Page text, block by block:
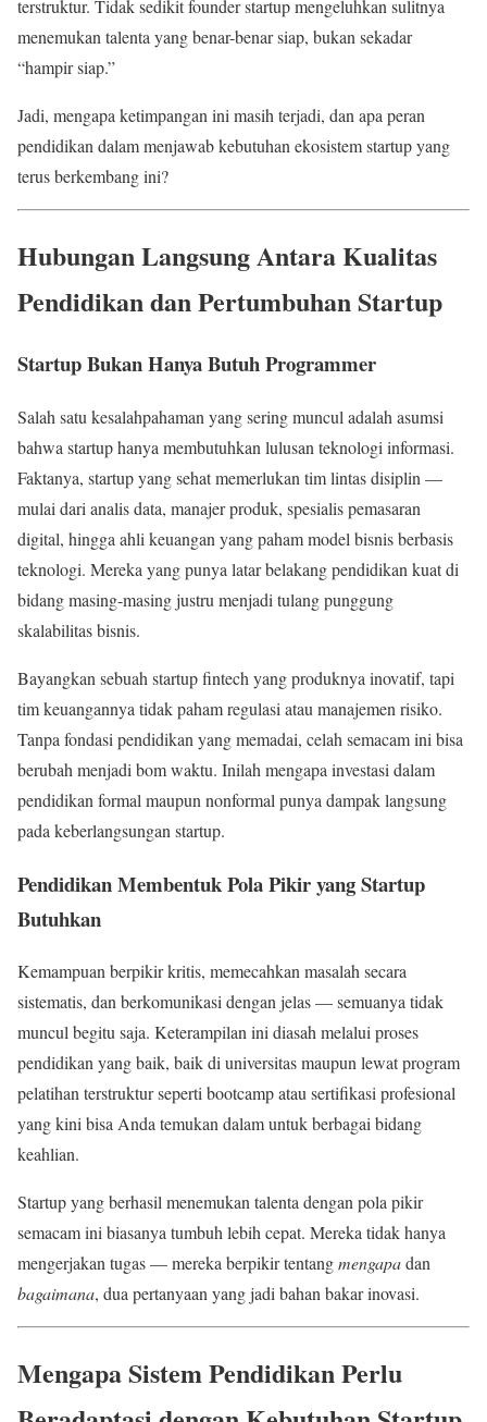
terstruktur. Tidak sedikit founder startup mengeluhkan sulitnya
menemukan talenta yang benar-benar siap, bukan sekadar
“hampir siap.”
Jadi, mengapa ketimpangan ini masih terjadi, dan apa peran
pendidikan dalam menjawab kebutuhan ekosistem startup yang
terus berkembang ini?
Hubungan Langsung Antara Kualitas
Pendidikan dan Pertumbuhan Startup
Startup Bukan Hanya Butuh Programmer
Salah satu kesalahpahaman yang sering muncul adalah asumsi
bahwa startup hanya membutuhkan lulusan teknologi informasi.
Faktanya, startup yang sehat memerlukan tim lintas disiplin —
mulai dari analis data, manajer produk, spesialis pemasaran
digital, hingga ahli keuangan yang paham model bisnis berbasis
teknologi. Mereka yang punya latar belakang pendidikan kuat di
bidang masing-masing justru menjadi tulang punggung
skalabilitas bisnis.
Bayangkan sebuah startup fintech yang produknya inovatif, tapi
tim keuangannya tidak paham regulasi atau manajemen risiko.
Tanpa fondasi pendidikan yang memadai, celah semacam ini bisa
berubah menjadi bom waktu. Inilah mengapa investasi dalam
pendidikan formal maupun nonformal punya dampak langsung
pada keberlangsungan startup.
Pendidikan Membentuk Pola Pikir yang Startup
Butuhkan
Kemampuan berpikir kritis, memecahkan masalah secara
sistematis, dan berkomunikasi dengan jelas — semuanya tidak
muncul begitu saja. Keterampilan ini diasah melalui proses
pendidikan yang baik, baik di universitas maupun lewat program
pelatihan terstruktur seperti bootcamp atau sertifikasi profesional
yang kini bisa Anda temukan dalam untuk berbagai bidang
keahlian.
Startup yang berhasil menemukan talenta dengan pola pikir
semacam ini biasanya tumbuh lebih cepat. Mereka tidak hanya
mengerjakan tugas — mereka berpikir tentangmengapadan
bagaimana, dua pertanyaan yang jadi bahan bakar inovasi.
Mengapa Sistem Pendidikan Perlu